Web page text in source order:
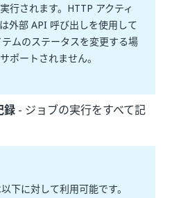
行されます。HTTP アクティ
外部 API 呼び出しを使用して
ムのステータスを変更する場
ポートされません。
録 - ジョブの実行をすべて記
下に対して利用可能です。